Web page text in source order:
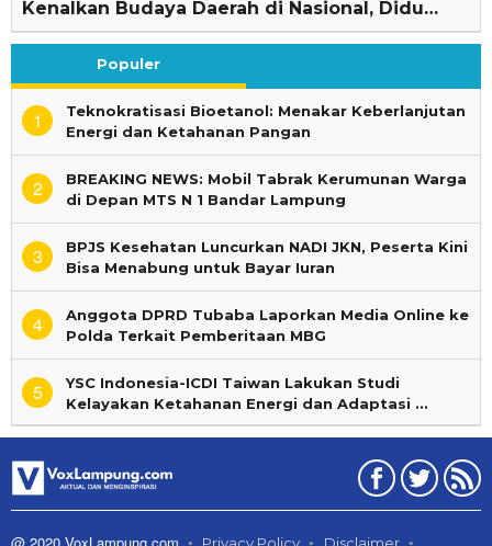
Kenalkan Budaya Daerah di Nasional, Didu…
Populer
1
Teknokratisasi Bioetanol: Menakar Keberlanjutan
Energi dan Ketahanan Pangan
2
BREAKING NEWS: Mobil Tabrak Kerumunan Warga
di Depan MTS N 1 Bandar Lampung
3
BPJS Kesehatan Luncurkan NADI JKN, Peserta Kini
Bisa Menabung untuk Bayar Iuran
4
Anggota DPRD Tubaba Laporkan Media Online ke
Polda Terkait Pemberitaan MBG
5
YSC Indonesia-ICDI Taiwan Lakukan Studi
Kelayakan Ketahanan Energi dan Adaptasi …